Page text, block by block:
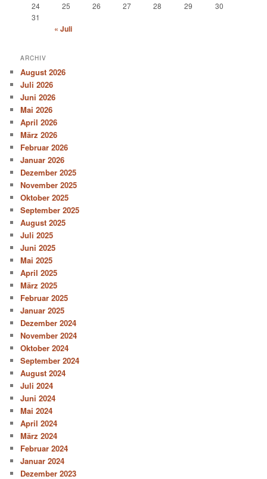
24 25 26 27 28 29
30
31
« Juli
ARCHIV
August 2026
Juli 2026
Juni 2026
Mai 2026
April 2026
März 2026
Februar 2026
Januar 2026
Dezember 2025
November 2025
Oktober 2025
September 2025
August 2025
Juli 2025
Juni 2025
Mai 2025
April 2025
März 2025
Februar 2025
Januar 2025
Dezember 2024
November 2024
Oktober 2024
September 2024
August 2024
Juli 2024
Juni 2024
Mai 2024
April 2024
März 2024
Februar 2024
Januar 2024
Dezember 2023